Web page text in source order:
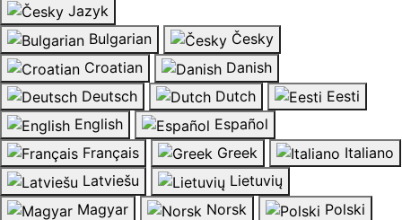
Jazyk
Bulgarian
Česky
Croatian
Danish
Deutsch
Dutch
Eesti
English
Español
Français
Greek
Italiano
Latviešu
Lietuvių
Magyar
Norsk
Polski